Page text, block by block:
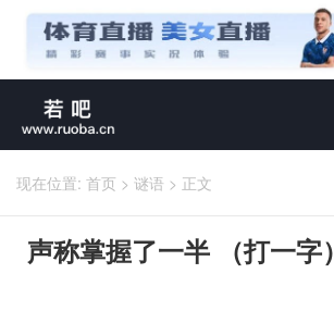
现在位置: 首页 > 谜语 > 正文
声称掌握了一半 （打一字）